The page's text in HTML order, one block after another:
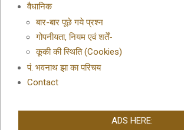
वैधानिक
बार-बार पूछे गये प्रश्न
गोपनीयता, नियम एवं शर्तें-
कूकी की स्थिति (Cookies)
पं. भवनाथ झा का परिचय
Contact
ADS HERE: